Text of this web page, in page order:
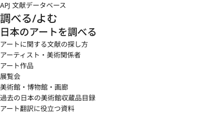
APJ 文献データベース
調べる/よむ
日本のアートを調べる
アートに関する文献の探し方
アーティスト・美術関係者
アート作品
展覧会
美術館・博物館・画廊
過去の日本の美術館収蔵品目録
アート翻訳に役立つ資料